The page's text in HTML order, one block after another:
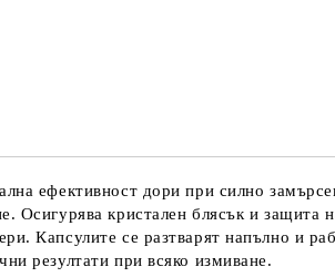
ефективност дори при силно
Осигурява кристален блясък и защита
Капсулите се разтварят напълно и
резултати при всяко измиване.